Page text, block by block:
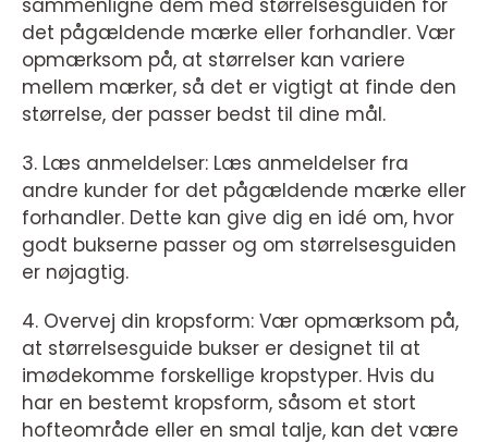
sammenligne dem med størrelsesguiden for
det pågældende mærke eller forhandler. Vær
opmærksom på, at størrelser kan variere
mellem mærker, så det er vigtigt at finde den
størrelse, der passer bedst til dine mål.
3. Læs anmeldelser: Læs anmeldelser fra
andre kunder for det pågældende mærke eller
forhandler. Dette kan give dig en idé om, hvor
godt bukserne passer og om størrelsesguiden
er nøjagtig.
4. Overvej din kropsform: Vær opmærksom på,
at størrelsesguide bukser er designet til at
imødekomme forskellige kropstyper. Hvis du
har en bestemt kropsform, såsom et stort
hofteområde eller en smal talje, kan det være